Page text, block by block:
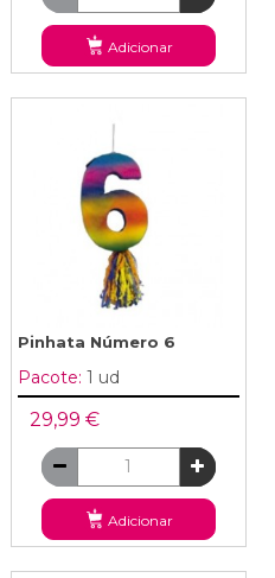
Adicionar
Pinhata Número 6
Pacote: 1 ud
29,99 €
Adicionar